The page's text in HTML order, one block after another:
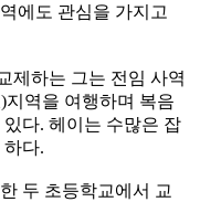
에도 관심을 가지고
제하는 그는 전임 사역
지역을 여행하며 복음
다. 헤이는 수많은 잡
다.
두 초등학교에서 교